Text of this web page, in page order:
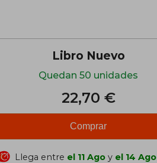
Libro Nuevo
Quedan 50 unidades
22,70 €
Comprar
Llega entre el 11 Ago y el 14 Ago